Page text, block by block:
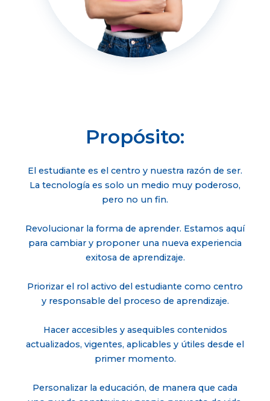
Propósito:
El estudiante es el centro y nuestra razón de ser.
La tecnología es solo un medio muy poderoso,
pero no un fin.
Revolucionar la forma de aprender. Estamos aquí
para cambiar y proponer una nueva experiencia
exitosa de aprendizaje.
Priorizar el rol activo del estudiante como centro
y responsable del proceso de aprendizaje.
Hacer accesibles y asequibles contenidos
actualizados, vigentes, aplicables y útiles desde el
primer momento.
Personalizar la educación, de manera que cada